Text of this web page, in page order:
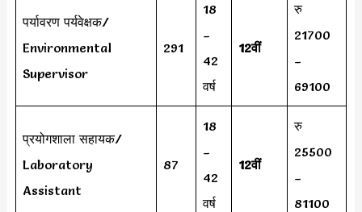
पर्यावरण पर्यवेक्षक/
Environmental
Supervisor
291
18
–
42
वर्ष
12वीं
रु
21700
–
69100
प्रयोगशाला सहायक/
Laboratory
Assistant
87
18
–
42
वर्ष
12वीं
रु
25500
–
81100